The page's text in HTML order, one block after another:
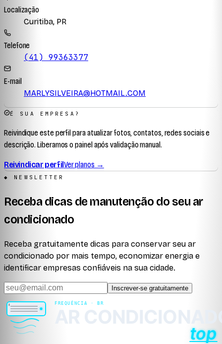
Localização
Curitiba, PR
Telefone
(41) 99363377
E-mail
MARLYSILVEIRA@HOTMAIL.COM
É SUA EMPRESA?
Reivindique este perfil para atualizar fotos, contatos, redes sociais e
descrição. Liberamos o painel após validação manual.
Reivindicar perfilVer planos →
◆ NEWSLETTER
Receba dicas de manutenção do seu ar
condicionado
Receba gratuitamente dicas para conservar seu ar
condicionado por mais tempo, economizar energia e
identificar empresas confiáveis na sua cidade.
Inscrever-se gratuitamente